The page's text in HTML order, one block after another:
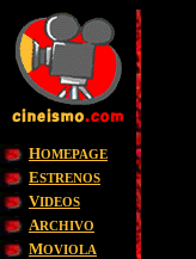
HOMEPAGE
ESTRENOS
VIDEOS
ARCHIVO
MOVIOLA